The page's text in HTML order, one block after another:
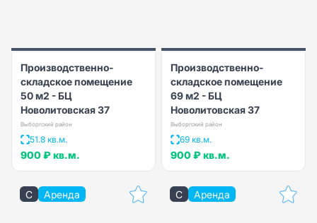
Производственно-
складское помещение
50 м2 - БЦ
Новолитовская 37
Выборгский район
51.8 кв.м.
900 ₽ кв.м.
Производственно-
складское помещение
69 м2 - БЦ
Новолитовская 37
Выборгский район
69 кв.м.
900 ₽ кв.м.
C Аренда C Аренда